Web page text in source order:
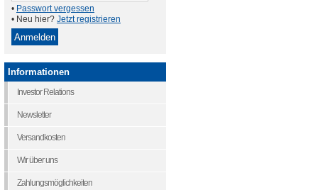
• Passwort vergessen
• Neu hier? Jetzt registrieren
Informationen
Investor Relations
Newsletter
Versandkosten
Wir über uns
Zahlungsmöglichkeiten